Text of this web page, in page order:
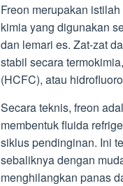
Freon merupakan
kimia yang digunakan
dan lemari es. Zat-zat
stabil secara
(HCFC), atau
Secara teknis, freon
membentuk fluida
siklus pendinginan. Ini
sebaliknya dengan
menghilangkan panas